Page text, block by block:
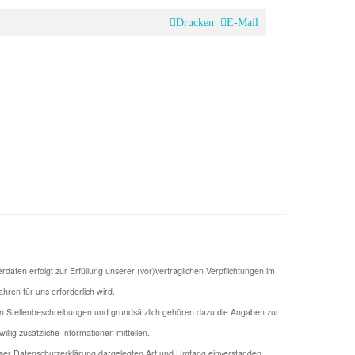
Drucken E-Mail
erfolgt zur Erfüllung unserer (vor)vertraglichen Verpflichtungen im
für uns erforderlich wird.
und grundsätzlich gehören dazu die Angaben zur
zusätzliche Informationen mitteilen.